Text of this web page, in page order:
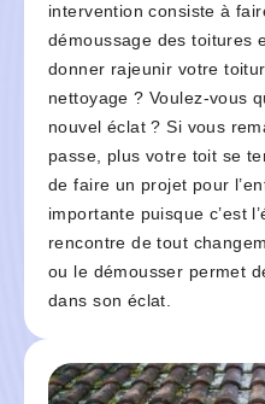
intervention consiste à
démoussage des toitures
donner rajeunir votre
nettoyage ? Voulez-vous
nouvel éclat ? Si vous
passe, plus votre toit se
de faire un projet pour
importante puisque c’est
rencontre de tout
ou le démousser permet
dans son éclat.